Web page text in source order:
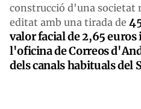
construcció d'una societat
editat amb una tirada de
valor facial de 2,65 euros
l'oficina de Correos
dels canals habituals del